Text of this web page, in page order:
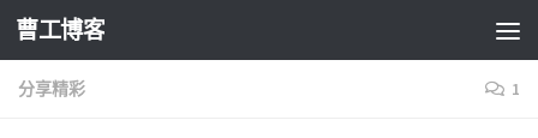
曹工博客
分享精彩 1